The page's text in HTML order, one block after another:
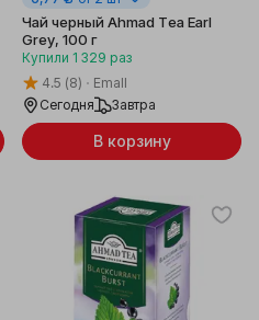
Чай черный Ahmad Tea Earl
Grey, 100 г
Купили 1 329 раз
4.5 (8)
Emall
Сегодня
Завтра
В корзину